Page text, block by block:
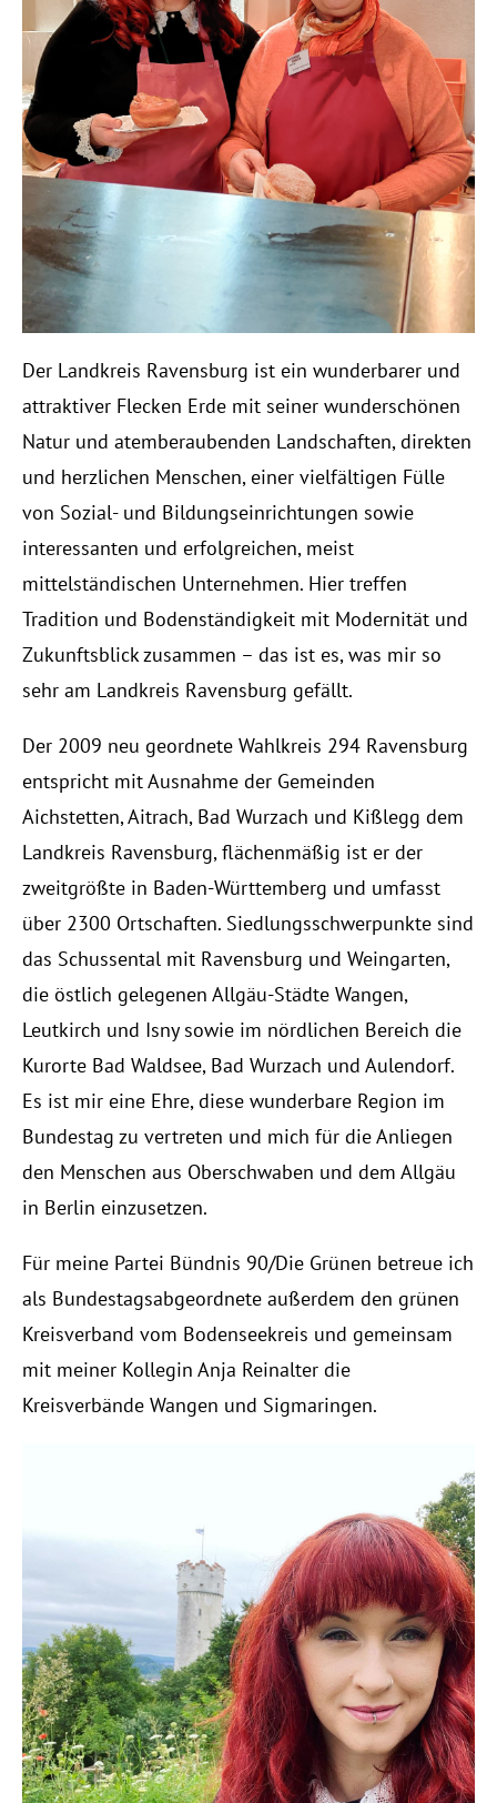
Der Landkreis Ravensburg ist ein wunderbarer und
attraktiver Flecken Erde mit seiner wunderschönen
Natur und atemberaubenden Landschaften, direkten
und herzlichen Menschen, einer vielfältigen Fülle
von Sozial- und Bildungseinrichtungen sowie
interessanten und erfolgreichen, meist
mittelständischen Unternehmen. Hier treffen
Tradition und Bodenständigkeit mit Modernität und
Zukunftsblick zusammen – das ist es, was mir so
sehr am Landkreis Ravensburg gefällt.
Der 2009 neu geordnete Wahlkreis 294 Ravensburg
entspricht mit Ausnahme der Gemeinden
Aichstetten, Aitrach, Bad Wurzach und Kißlegg dem
Landkreis Ravensburg, flächenmäßig ist er der
zweitgrößte in Baden-Württemberg und umfasst
über 2300 Ortschaften. Siedlungsschwerpunkte sind
das Schussental mit Ravensburg und Weingarten,
die östlich gelegenen Allgäu-Städte Wangen,
Leutkirch und Isny sowie im nördlichen Bereich die
Kurorte Bad Waldsee, Bad Wurzach und Aulendorf.
Es ist mir eine Ehre, diese wunderbare Region im
Bundestag zu vertreten und mich für die Anliegen
den Menschen aus Oberschwaben und dem Allgäu
in Berlin einzusetzen.
Für meine Partei Bündnis 90/Die Grünen betreue ich
als Bundestagsabgeordnete außerdem den grünen
Kreisverband vom Bodenseekreis und gemeinsam
mit meiner Kollegin Anja Reinalter die
Kreisverbände Wangen und Sigmaringen.